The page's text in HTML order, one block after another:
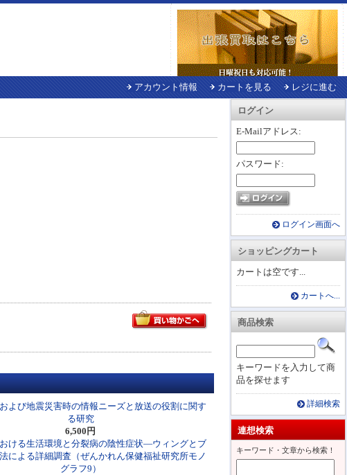
アカウント情報 カートを見る レジに進む
ログイン
E-Mailアドレス:
パスワード:
ログイン画面へ
ショッピングカート
カートは空です...
カートへ...
商品検索
キーワードを入力して商
品を探せます
詳細検索
連想検索
キーワード・文章から検索！
よび地震災害時の情報ニーズと放送の役割に関す
る研究
6,500円
ける生活環境と分裂病の陰性症状―ウィングとブ
による詳細調査（ぜんかれん保健福祉研究所モノ
グラフ9）